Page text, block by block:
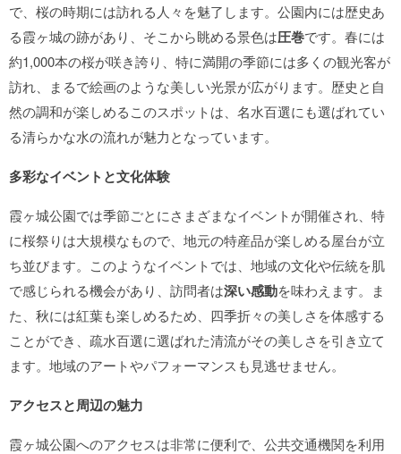
で、桜の時期には訪れる人々を魅了します。公園内には歴史あ
る霞ヶ城の跡があり、そこから眺める景色は圧巻です。春には
約1,000本の桜が咲き誇り、特に満開の季節には多くの観光客が
訪れ、まるで絵画のような美しい光景が広がります。歴史と自
然の調和が楽しめるこのスポットは、名水百選にも選ばれてい
る清らかな水の流れが魅力となっています。
多彩なイベントと文化体験
霞ヶ城公園では季節ごとにさまざまなイベントが開催され、特
に桜祭りは大規模なもので、地元の特産品が楽しめる屋台が立
ち並びます。このようなイベントでは、地域の文化や伝統を肌
で感じられる機会があり、訪問者は深い感動を味わえます。ま
た、秋には紅葉も楽しめるため、四季折々の美しさを体感する
ことができ、疏水百選に選ばれた清流がその美しさを引き立て
ます。地域のアートやパフォーマンスも見逃せません。
アクセスと周辺の魅力
霞ヶ城公園へのアクセスは非常に便利で、公共交通機関を利用